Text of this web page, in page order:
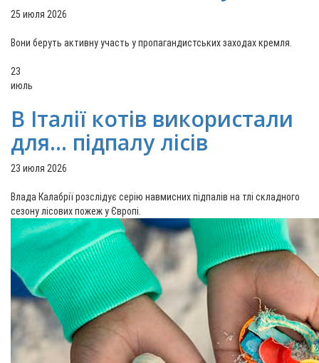
25 июля 2026
Вони беруть активну участь у пропагандистських заходах кремля.
23
июль
В Італії котів використали
для... підпалу лісів
23 июля 2026
Влада Калабрії розслідує серію навмисних підпалів на тлі складного
сезону лісових пожеж у Європі.